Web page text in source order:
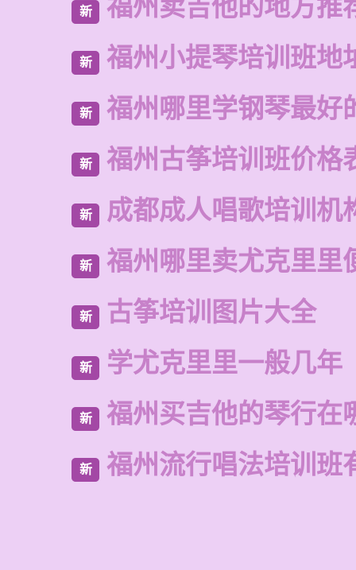
新 福州卖吉他的地方推
新 福州小提琴培训班地
新 福州哪里学钢琴最好
新 福州古筝培训班价格
新 成都成人唱歌培训机
新 福州哪里卖尤克里里
新 古筝培训图片大全
新 学尤克里里一般几年
新 福州买吉他的琴行在
新 福州流行唱法培训班